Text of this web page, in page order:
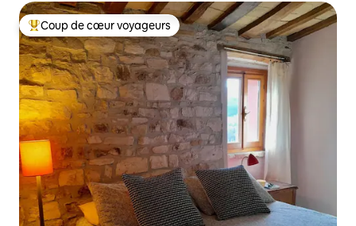
Coup de cœur voyageurs parmi les plus aimés
Coup de cœur voyageurs